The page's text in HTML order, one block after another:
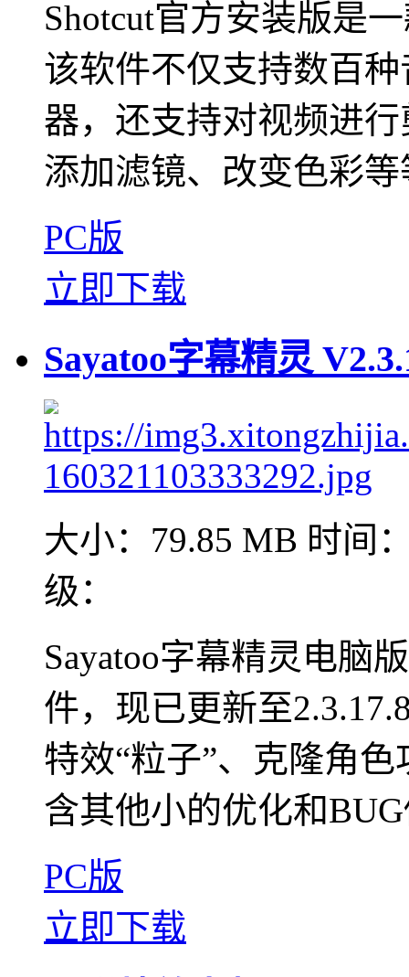
Shotcut官方安装版是
该软件不仅支持数百
器，还支持对视频进
添加滤镜、改变色彩
PC版
立即下载
Sayatoo字幕精灵
大小：79.85 MB 时间
级：
Sayatoo字幕精灵电脑
件，现已更新至
特效“粒子”、克隆角
含其他小的优化和
PC版
立即下载